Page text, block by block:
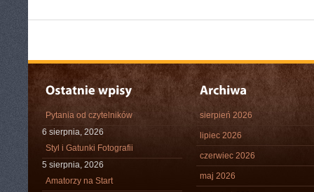
Pytania od czytelników
6 sierpnia, 2026
Styl i Gatunki Fotografii
5 sierpnia, 2026
Amatorzy na Start
sierpień 2026
lipiec 2026
czerwiec 2026
maj 2026